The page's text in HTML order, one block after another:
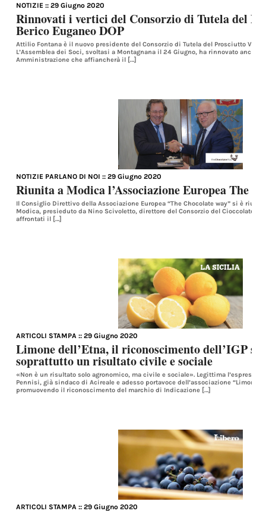
NOTIZIE :: 29 Giugno 2020
Rinnovati i vertici del Consorzio di Tutela del
Berico Euganeo DOP
Attilio Fontana è il nuovo presidente del Consorzio di Tutela del Prosciutto
L’Assemblea dei Soci, svoltasi a Montagnana il 24 Giugno, ha rinnovato anche
Amministrazione che affiancherà il […]
NOTIZIE PARLANO DI NOI :: 29 Giugno 2020
Riunita a Modica l’Associazione Europea The
Il Consiglio Direttivo della Associazione Europea “The Chocolate way” si è
Modica, presieduto da Nino Scivoletto, direttore del Consorzio del Cioccolato di
affrontati il […]
ARTICOLI STAMPA :: 29 Giugno 2020
Limone dell’Etna, il riconoscimento dell’IGP
soprattutto un risultato civile e sociale
«Non è un risultato solo agronomico, ma civile e sociale». Legittima
Pennisi, già sindaco di Acireale e adesso portavoce dell’associazione “Limone
promuovendo il riconoscimento del marchio di Indicazione […]
ARTICOLI STAMPA :: 29 Giugno 2020